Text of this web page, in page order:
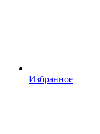
Избранное